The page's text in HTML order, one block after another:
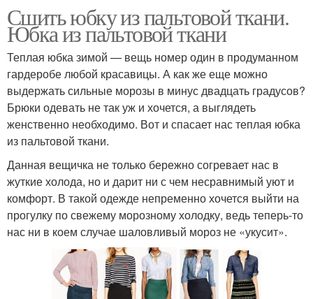
Сшить юбку из пальтовой ткани.
Юбка из пальтовой ткани
Теплая юбка зимой — вещь номер один в продуманном
гардеробе любой красавицы. А как же еще можно
выдержать сильные морозы в минус двадцать градусов?
Брюки одевать не так уж и хочется, а выглядеть
женственно необходимо. Вот и спасает нас теплая юбка
из пальтовой ткани.
Данная вещичка не только бережно согревает нас в
жуткие холода, но и дарит ни с чем несравнимый уют и
комфорт. В такой одежде непременно хочется выйти на
прогулку по свежему морозному холодку, ведь теперь-то
нас ни в коем случае шаловливый мороз не «укусит».